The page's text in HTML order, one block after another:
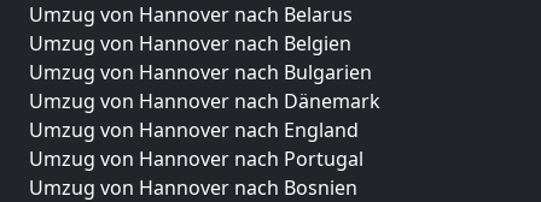
Umzug von Hannover nach Belarus
Umzug von Hannover nach Belgien
Umzug von Hannover nach Bulgarien
Umzug von Hannover nach Dänemark
Umzug von Hannover nach England
Umzug von Hannover nach Portugal
Umzug von Hannover nach Bosnien